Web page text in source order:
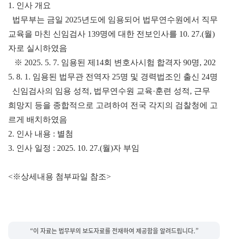
1. 인사 개요
법무부는 금일 2025년도에 임용되어 법무연수원에서 직무
교육을 마친 신임검사 139명에 대한 전보인사를 10. 27.(월)
자로 실시하였음
※ 2025. 5. 7. 임용된 제14회 변호사시험 합격자 90명, 202
5. 8. 1. 임용된 법무관 전역자 25명 및 경력법조인 출신 24명
신임검사의 임용 성적, 법무연수원 교육·훈련 성적, 근무
희망지 등을 종합적으로 고려하여 전국 각지의 검찰청에 고
르게 배치하였음
2. 인사 내용 : 별첨
3. 인사 일정 : 2025. 10. 27.(월)자 부임
<※상세내용 첨부파일 참조>
“이 자료는 법무부의 보도자료를 전재하여 제공함을 알려드립니다.”